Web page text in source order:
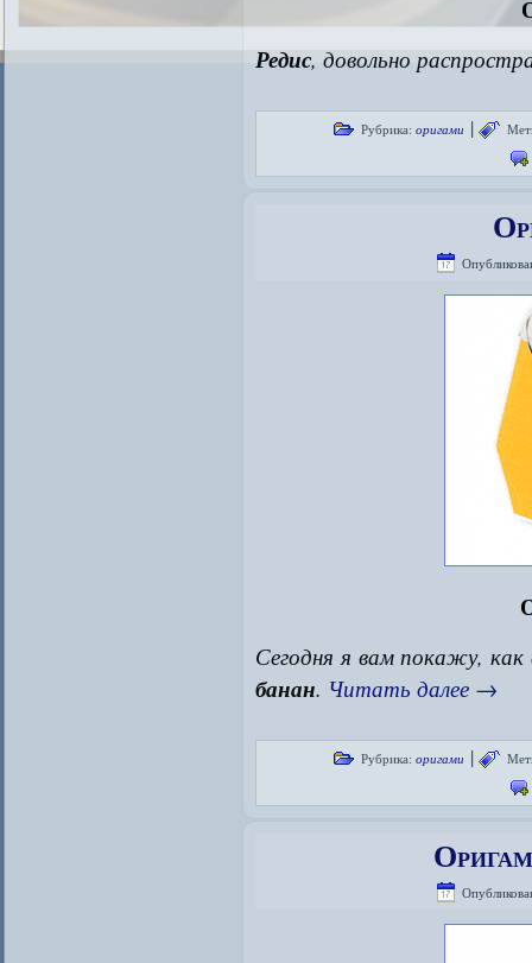
Редис, довольно
Рубрика: оригами |
Сегодня я вам покажу,
банан. Читать далее →
Рубрика: оригами |